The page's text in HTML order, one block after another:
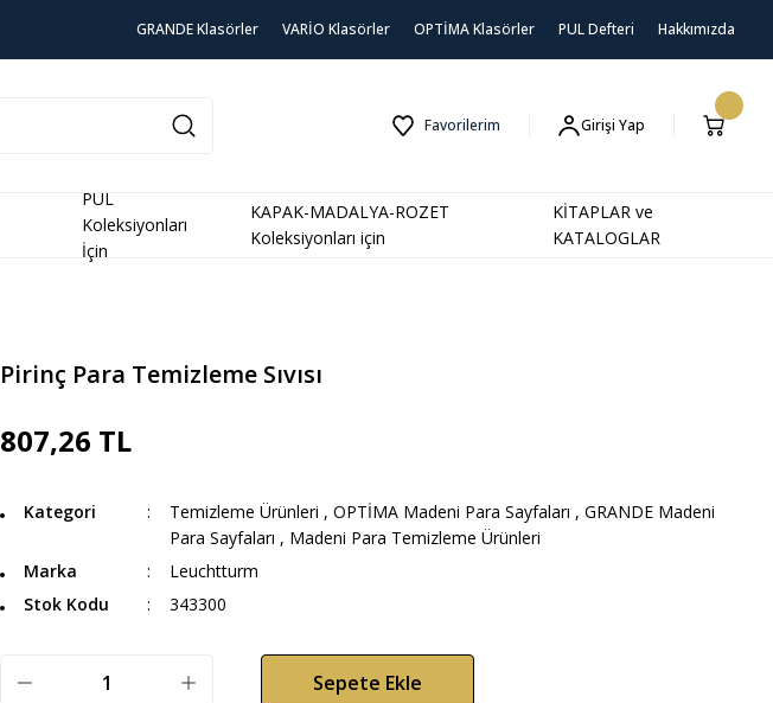
GRANDE Klasörler VARİO Klasörler OPTİMA Klasörler PUL Defteri Hakkımızda
Favorilerim Girişi Yap
PUL
Koleksiyonları
İçin
KAPAK-MADALYA-ROZET
Koleksiyonları için
KİTAPLAR ve
KATALOGLAR
Pirinç Para Temizleme Sıvısı
807,26 TL
Kategori Temizleme Ürünleri , OPTİMA Madeni Para Sayfaları , GRANDE Madeni
Para Sayfaları , Madeni Para Temizleme Ürünleri
Marka
Leuchtturm
Stok Kodu
343300
Sepete Ekle